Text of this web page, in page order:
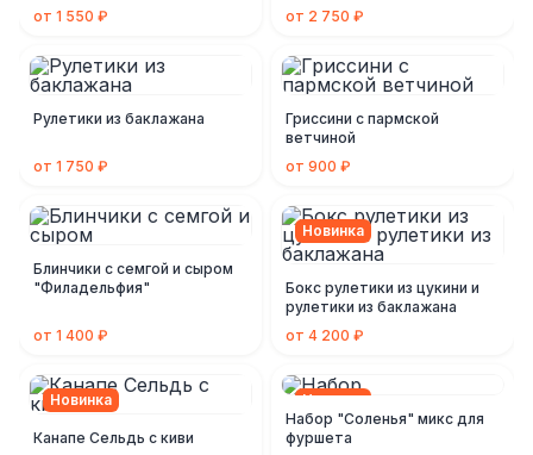
от 1 550 ₽
от 2 750 ₽
Рулетики из баклажана
от 1 750 ₽
Гриссини с пармской
ветчиной
от 900 ₽
Блинчики с семгой и сыром
"Филадельфия"
от 1 400 ₽
Новинка
Бокс рулетики из цукини и
рулетики из баклажана
от 4 200 ₽
Новинка
Канапе Сельдь с киви
Новинка
Набор "Соленья" микс для
фуршета